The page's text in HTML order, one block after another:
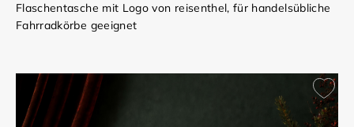
Flaschentasche mit Logo von reisenthel, für handelsübliche
Fahrradkörbe geeignet